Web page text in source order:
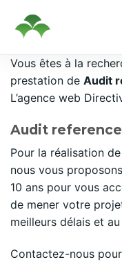
Passer
au
contenu
Vous êtes à la
prestation de Audit
L’agence web
Audit
Pour la réalisation de
nous vous
10 ans pour vous
de mener votre
meilleurs délais et
Contactez-nous